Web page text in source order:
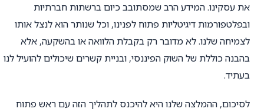
את עסקינו. המידע הרב שמסתובב כיום ברשתות חברתיות
ובפלטפורמות דיגיטליות פתוח לפנינו, וכל שנותר הוא לנצל אותו
לצמיחה שלנו. לא מדובר רק בקבלת הלוואה או בהשקעה, אלא
בהבנה כוללת של השוק הפיננסי, ובניית קשרים שיכולים להועיל לנו
בעתיד.
לסיכום, ההמלצה שלנו היא להיכנס לתהליך הזה עם ראש פתוח